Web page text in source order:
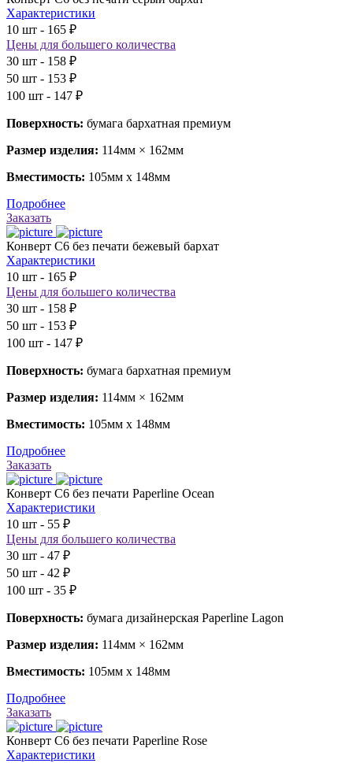
Характеристики
10 шт - 165 ₽
Цены для большего количества
30 шт - 158 ₽
50 шт - 153 ₽
100 шт - 147 ₽
Поверхность: бумага бархатная премиум
Размер изделия: 114мм × 162мм
Вместимость: 105мм х 148мм
Подробнее
Заказать
Конверт С6 без печати бежевый бархат
Характеристики
10 шт - 165 ₽
Цены для большего количества
30 шт - 158 ₽
50 шт - 153 ₽
100 шт - 147 ₽
Поверхность: бумага бархатная премиум
Размер изделия: 114мм × 162мм
Вместимость: 105мм х 148мм
Подробнее
Заказать
Конверт С6 без печати Paperline Ocean
Характеристики
10 шт - 55 ₽
Цены для большего количества
30 шт - 47 ₽
50 шт - 42 ₽
100 шт - 35 ₽
Поверхность: бумага дизайнерская Paperline Lagon
Размер изделия: 114мм × 162мм
Вместимость: 105мм х 148мм
Подробнее
Заказать
Конверт С6 без печати Paperline Rose
Характеристики